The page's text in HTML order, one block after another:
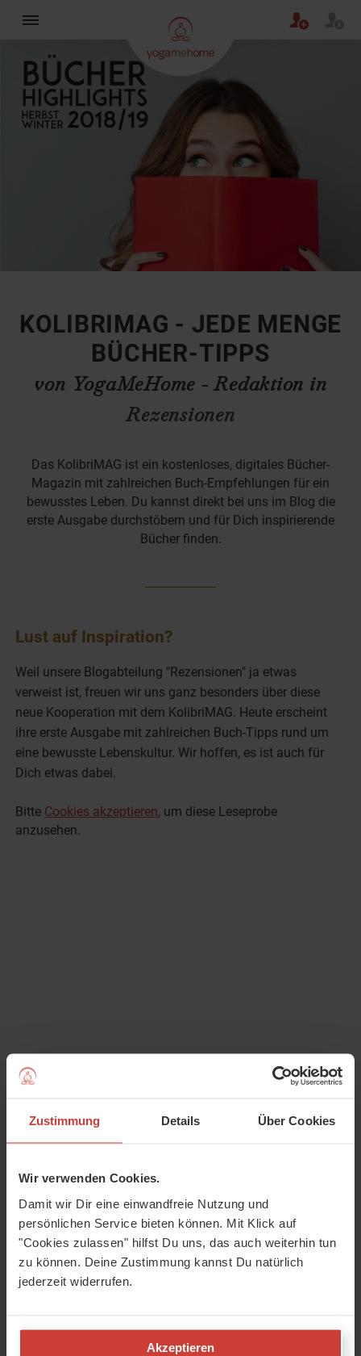
Zustimmung Details Über Cookies
Wir verwenden Cookies.
Damit wir Dir eine einwandfreie Nutzung und
persönlichen Service bieten können. Mit Klick auf
"Cookies zulassen" hilfst Du uns, das auch weiterhin tun
zu können. Deine Zustimmung kannst Du natürlich
jederzeit widerrufen.
Akzeptieren
KOLIBRIMAG - JEDE MENGE
BÜCHER-TIPPS
von YogaMeHome - Redaktion in
Rezensionen
Das KolibriMAG ist ein kostenloses, digitales Bücher-
Magazin mit zahlreichen Buch-Empfehlungen für ein
bewusstes Leben. Du kannst direkt bei uns im Blog die
erste Ausgabe durchstöbern und für Dich inspirierende
Bücher finden.
Lust auf Inspiration?
Weil unsere Blogabteilung "Rezensionen" ja etwas
verweist ist, freuen wir uns ganz besonders über diese
neue Kooperation mit dem KolibriMAG. Heute erscheint
ihre erste Ausgabe mit zahlreichen Buch-Tipps rund um
eine bewusste Lebenskultur. Wir hoffen, es ist auch für
Dich etwas dabei.
Bitte Cookies akzeptieren, um diese Leseprobe
anzusehen.